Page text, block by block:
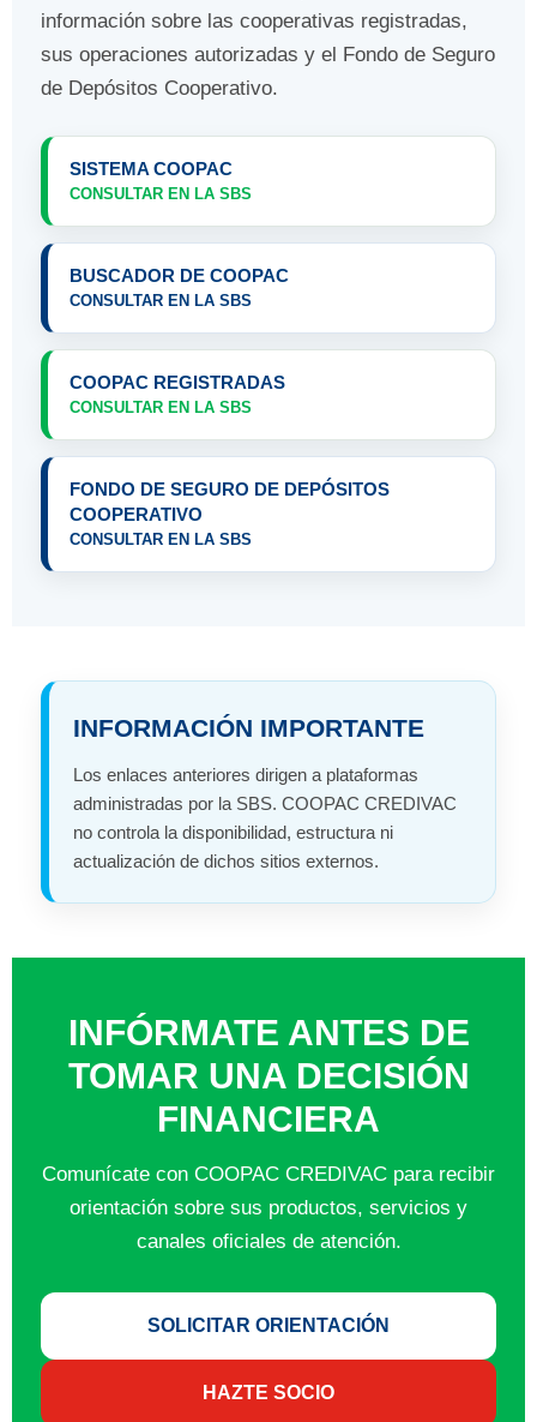
información sobre las cooperativas registradas,
sus operaciones autorizadas y el Fondo de Seguro
de Depósitos Cooperativo.
SISTEMA COOPAC
CONSULTAR EN LA SBS
BUSCADOR DE COOPAC
CONSULTAR EN LA SBS
COOPAC REGISTRADAS
CONSULTAR EN LA SBS
FONDO DE SEGURO DE DEPÓSITOS
COOPERATIVO
CONSULTAR EN LA SBS
INFORMACIÓN IMPORTANTE
Los enlaces anteriores dirigen a plataformas
administradas por la SBS. COOPAC CREDIVAC
no controla la disponibilidad, estructura ni
actualización de dichos sitios externos.
INFÓRMATE ANTES DE
TOMAR UNA DECISIÓN
FINANCIERA
Comunícate con COOPAC CREDIVAC para recibir
orientación sobre sus productos, servicios y
canales oficiales de atención.
SOLICITAR ORIENTACIÓN
HAZTE SOCIO